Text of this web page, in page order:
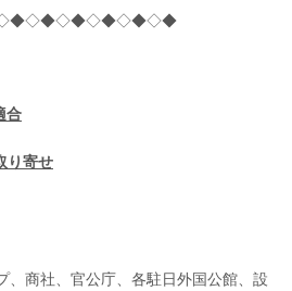
合
り寄せ
、商社、官公庁、各駐日外国公館、設